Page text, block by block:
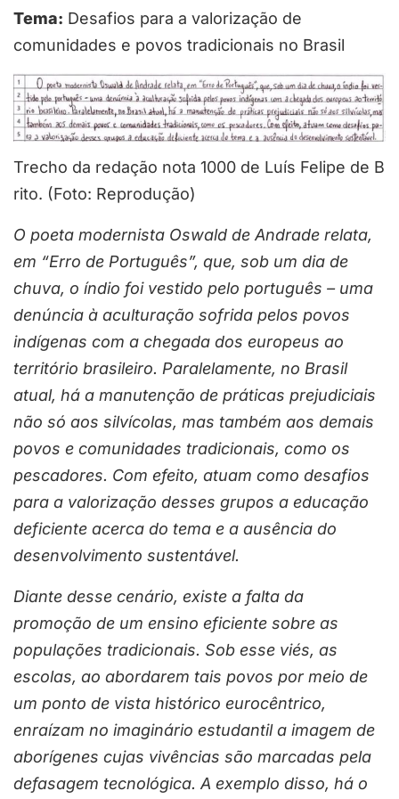
Tema: Desafios para a valorização de
comunidades e povos tradicionais no Brasil
Trecho da redação nota 1000 de Luís Felipe de B
rito. (Foto: Reprodução)
O poeta modernista Oswald de Andrade relata,
em “Erro de Português”, que, sob um dia de
chuva, o índio foi vestido pelo português – uma
denúncia à aculturação sofrida pelos povos
indígenas com a chegada dos europeus ao
território brasileiro. Paralelamente, no Brasil
atual, há a manutenção de práticas prejudiciais
não só aos silvícolas, mas também aos demais
povos e comunidades tradicionais, como os
pescadores. Com efeito, atuam como desafios
para a valorização desses grupos a educação
deficiente acerca do tema e a ausência do
desenvolvimento sustentável.
Diante desse cenário, existe a falta da
promoção de um ensino eficiente sobre as
populações tradicionais. Sob esse viés, as
escolas, ao abordarem tais povos por meio de
um ponto de vista histórico eurocêntrico,
enraízam no imaginário estudantil a imagem de
aborígenes cujas vivências são marcadas pela
defasagem tecnológica. A exemplo disso, há o